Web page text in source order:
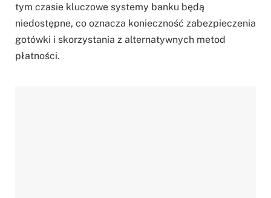
tym czasie kluczowe systemy banku będą
niedostępne, co oznacza konieczność zabezpieczenia
gotówki i skorzystania z alternatywnych metod
płatności.